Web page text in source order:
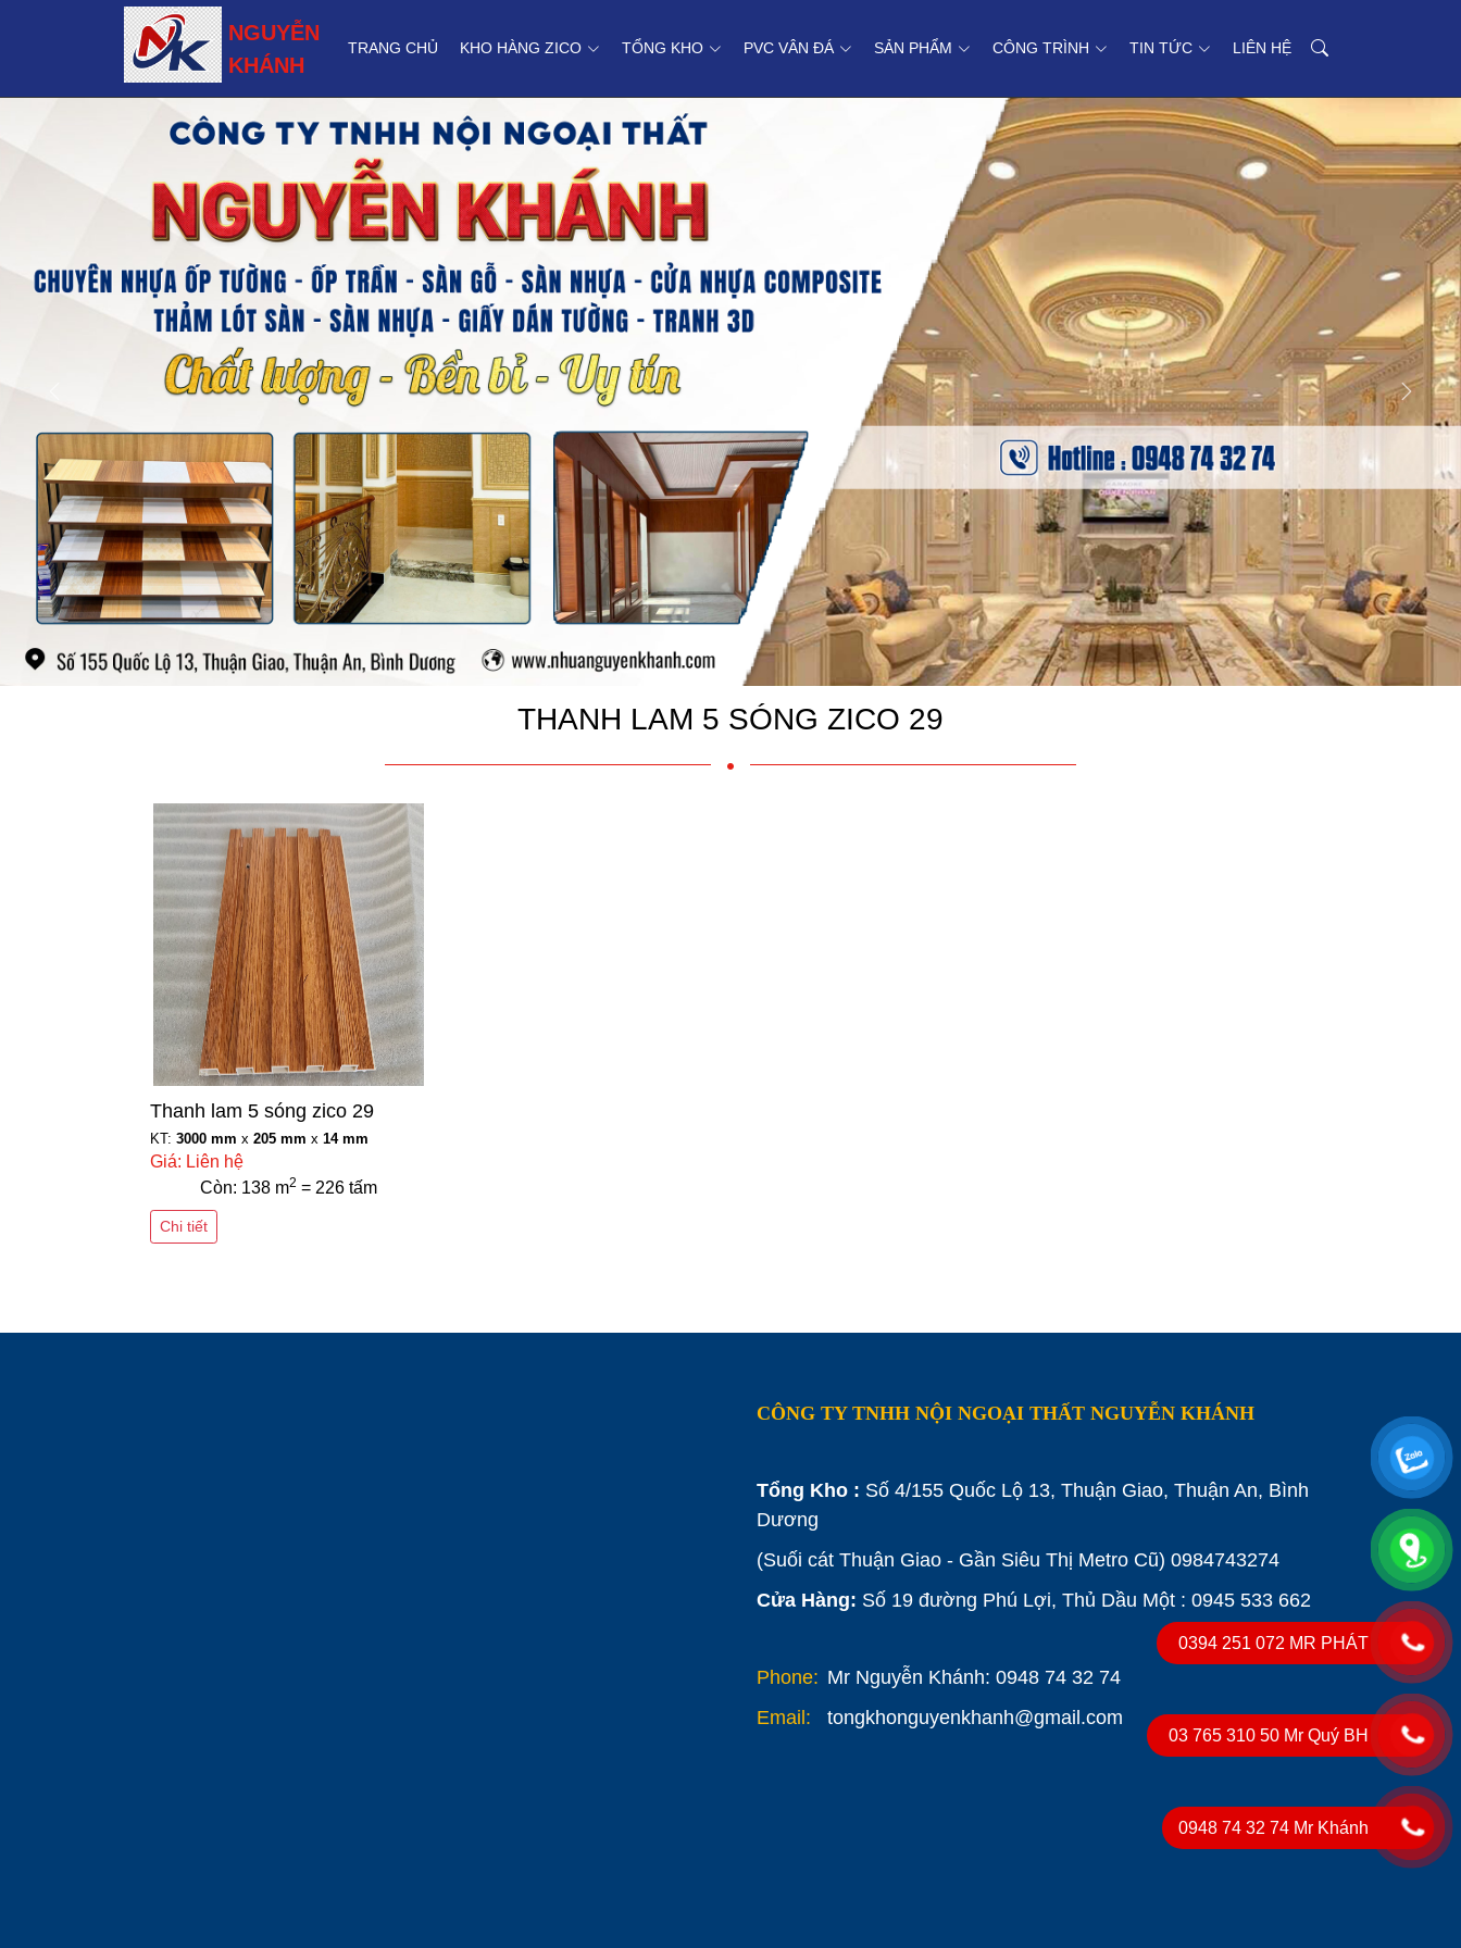
NGUYỄN
KHÁNH
TRANG CHỦ KHO HÀNG ZICO TỔNG KHO PVC VÂN ĐÁ SẢN PHẨM CÔNG TRÌNH TIN TỨC LIÊN HỆ
THANH LAM 5 SÓNG ZICO 29
Thanh lam 5 sóng zico 29
KT: 3000 mm x 205 mm x 14 mm
Giá: Liên hệ
Còn: 138 m2 = 226 tấm
Chi tiết
CÔNG TY TNHH NỘI NGOẠI THẤT NGUYỄN KHÁNH
Tổng Kho : Số 4/155 Quốc Lộ 13, Thuận Giao, Thuận An, Bình
Dương
(Suối cát Thuận Giao - Gần Siêu Thị Metro Cũ) 0984743274
Cửa Hàng: Số 19 đường Phú Lợi, Thủ Dầu Một : 0945 533 662
Phone: Mr Nguyễn Khánh: 0948 74 32 74
Email:
tongkhonguyenkhanh@gmail.com
0394 251 072 MR PHÁT
03 765 310 50 Mr Quý BH
0948 74 32 74 Mr Khánh